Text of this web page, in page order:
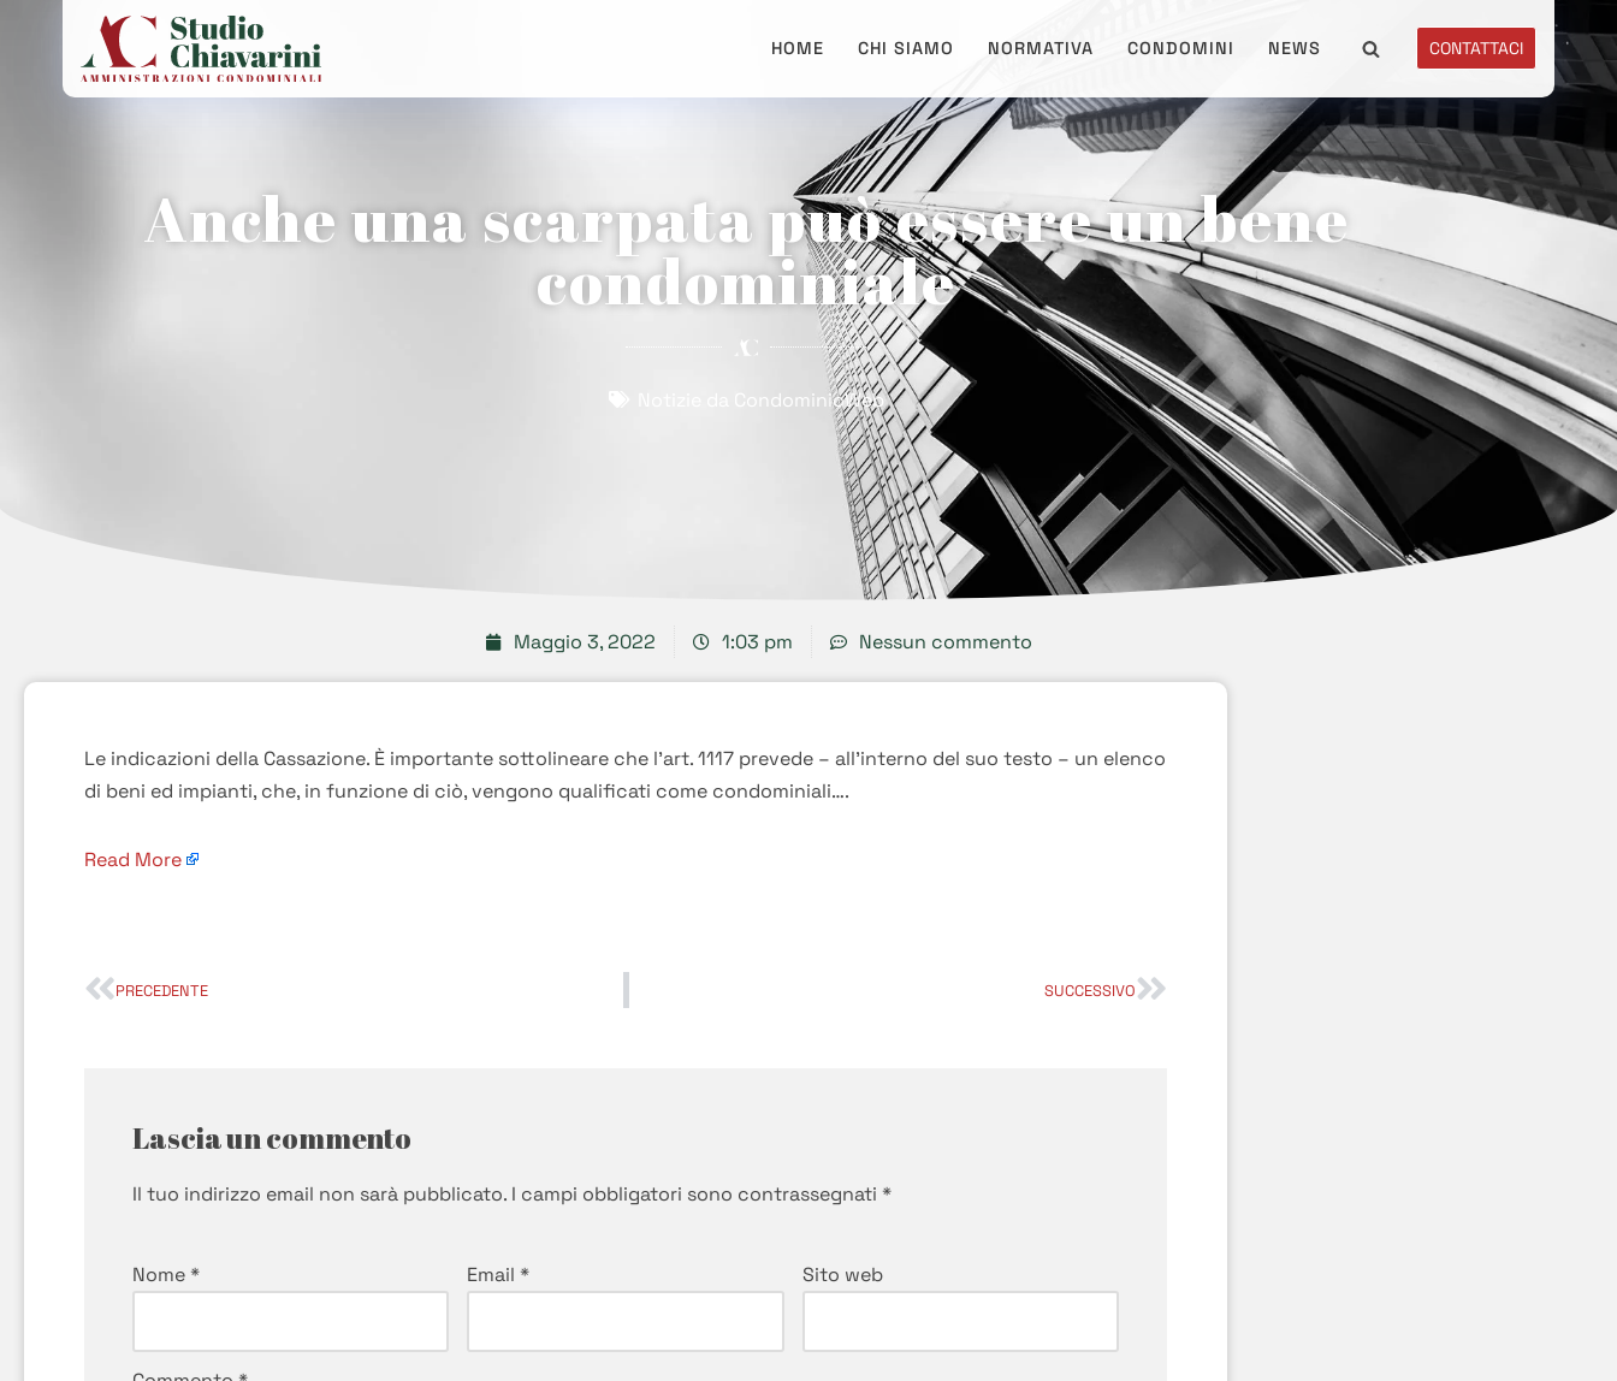
HOME CHI SIAMO NORMATIVA CONDOMINI NEWS CONTATTACI
Anche una scarpata può essere un bene
condominiale
Notizie da CondominioWeb
Maggio 3, 2022 1:03 pm Nessun commento
Le indicazioni della Cassazione. È importante sottolineare che l’art. 1117 prevede – all’interno del suo testo – un elenco
di beni ed impianti, che, in funzione di ciò, vengono qualificati come condominiali….
Read More
PRECEDENTE SUCCESSIVO
Lascia un commento
Il tuo indirizzo email non sarà pubblicato. I campi obbligatori sono contrassegnati *
Nome* Email* Sito web